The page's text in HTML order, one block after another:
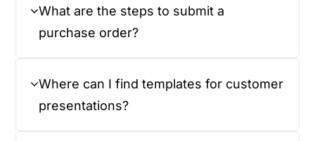
What are the steps to submit a
purchase order?
Where can I find templates for customer
presentations?